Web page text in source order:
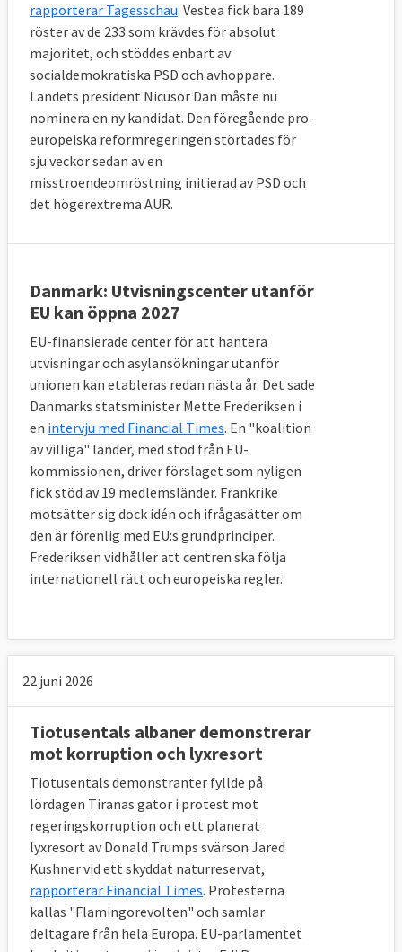
rapporterar Tagesschau. Vestea fick bara 189
röster av de 233 som krävdes för absolut
majoritet, och stöddes enbart av
socialdemokratiska PSD och avhoppare.
Landets president Nicusor Dan måste nu
nominera en ny kandidat. Den föregående pro-
europeiska reformregeringen störtades för
sju veckor sedan av en
misstroendeomröstning initierad av PSD och
det högerextrema AUR.
Danmark: Utvisningscenter utanför
EU kan öppna 2027
EU-finansierade center för att hantera
utvisningar och asylansökningar utanför
unionen kan etableras redan nästa år. Det sade
Danmarks statsminister Mette Frederiksen i
en intervju med Financial Times. En "koalition
av villiga" länder, med stöd från EU-
kommissionen, driver förslaget som nyligen
fick stöd av 19 medlemsländer. Frankrike
motsätter sig dock idén och ifrågasätter om
den är förenlig med EU:s grundprinciper.
Frederiksen vidhåller att centren ska följa
internationell rätt och europeiska regler.
22 juni 2026
Tiotusentals albaner demonstrerar
mot korruption och lyxresort
Tiotusentals demonstranter fyllde på
lördagen Tiranas gator i protest mot
regeringskorruption och ett planerat
lyxresort av Donald Trumps svärson Jared
Kushner vid ett skyddat naturreservat,
rapporterar Financial Times. Protesterna
kallas "Flamingorevolten" och samlar
deltagare från hela Europa. EU-parlamentet